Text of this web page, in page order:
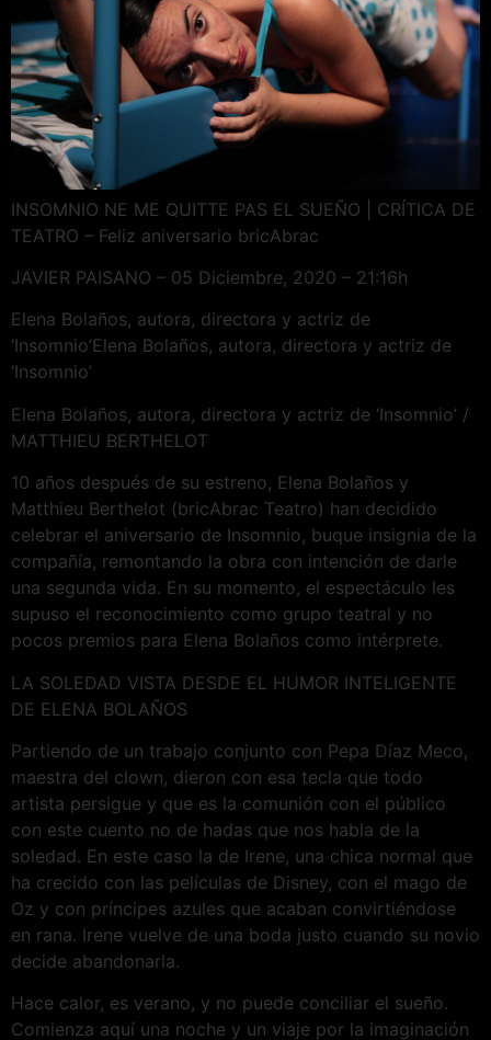
INSOMNIO NE ME QUITTE PAS EL SUEÑO | CRÍTICA DE
TEATRO – Feliz aniversario bricAbrac
JAVIER PAISANO – 05 Diciembre, 2020 – 21:16h
Elena Bolaños, autora, directora y actriz de
‘Insomnio’Elena Bolaños, autora, directora y actriz de
‘Insomnio’
Elena Bolaños, autora, directora y actriz de ‘Insomnio’ /
MATTHIEU BERTHELOT
10 años después de su estreno, Elena Bolaños y
Matthieu Berthelot (bricAbrac Teatro) han decidido
celebrar el aniversario de Insomnio, buque insignia de la
compañía, remontando la obra con intención de darle
una segunda vida. En su momento, el espectáculo les
supuso el reconocimiento como grupo teatral y no
pocos premios para Elena Bolaños como intérprete.
LA SOLEDAD VISTA DESDE EL HUMOR INTELIGENTE
DE ELENA BOLAÑOS
Partiendo de un trabajo conjunto con Pepa Díaz Meco,
maestra del clown, dieron con esa tecla que todo
artista persigue y que es la comunión con el público
con este cuento no de hadas que nos habla de la
soledad. En este caso la de Irene, una chica normal que
ha crecido con las películas de Disney, con el mago de
Oz y con príncipes azules que acaban convirtiéndose
en rana. Irene vuelve de una boda justo cuando su novio
decide abandonarla.
Hace calor, es verano, y no puede conciliar el sueño.
Comienza aquí una noche y un viaje por la imaginación